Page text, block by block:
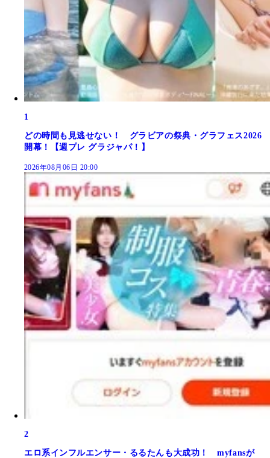
1
どの時間も見逃せない！ グラビアの祭典・グラフェス2026
開幕！【週プレ グラジャパ！】
2026年08月06日 20:00
2
エロ系インフルエンサー・るるたんも大成功！ myfansが